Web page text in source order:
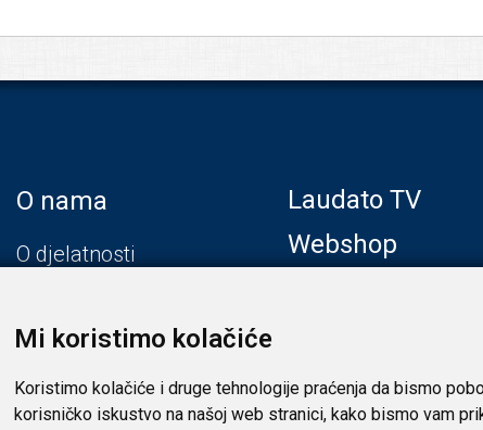
Mi koristimo kolačiće
Koristimo kolačiće i druge tehnologije praćenja da bismo
korisničko iskustvo na našoj web stranici, kako bismo vam
O nama
O djelatnosti
Zadar
Laudato TV
Webshop